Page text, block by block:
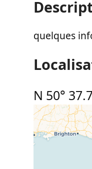
quelques
N 50°